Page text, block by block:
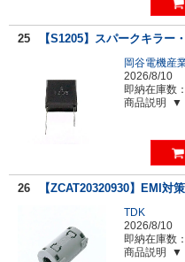
25 【S1205】スパークキラー
岡谷電機産
2026/8/10
即納在庫数：
商品説明
26 【ZCAT20320930】EMI対
TDK
2026/8/10
即納在庫数：
商品説明